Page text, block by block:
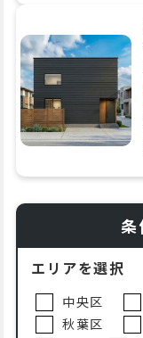
条
エリアを選択
中央区
秋葉区